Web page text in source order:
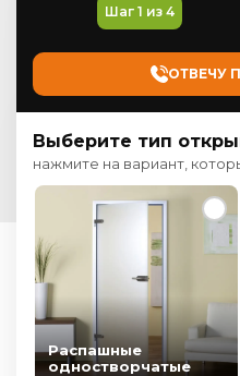
Шаг 1 из 4
ОТВЕЧУ
Выберите тип
нажмите на вариант,
Распашные
одностворчатые